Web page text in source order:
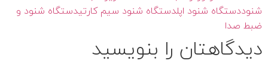
شنوددستگاه شنود اپلدستگاه شنود سیم کارتیدستگاه شنود و
ضبط صدا
دیدگاهتان را بنویسید